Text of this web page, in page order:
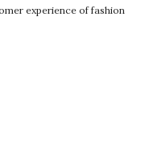
experience of fashion